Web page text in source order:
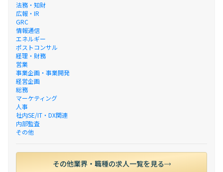
法務・知財
広報・IR
GRC
情報通信
エネルギー
ポストコンサル
経理・財務
営業
事業企画・事業開発
経営企画
総務
マーケティング
人事
社内SE/IT・DX関連
内部監査
その他
その他業界・職種の求人一覧を見る